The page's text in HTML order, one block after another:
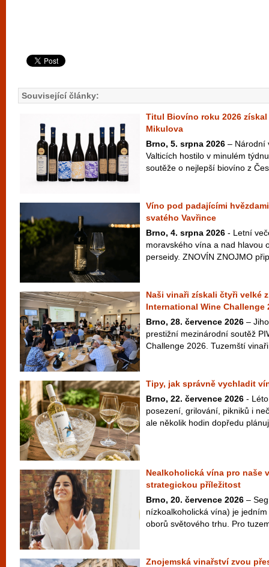
Související články:
Titul Biovíno roku 2026
Mikulova
Brno, 5. srpna 2026 – Národní
Valticích hostilo v minulém
soutěže o nejlepší biovíno z
Víno pod padajícími
svatého Vavřince
Brno, 4. srpna 2026 - Letní
moravského vína a nad hlavou
perseidy. ZNOVÍN ZNOJMO
Naši vinaři získali čtyři velké
International Wine Challenge
Brno, 28. července 2026 –
prestižní mezinárodní soutěž
Challenge 2026. Tuzemští
Tipy, jak správně vychladit
Brno, 22. července 2026 -
posezení, grilování, pikniků i
ale několik hodin dopředu
Nealkoholická vína pro naše
strategickou příležitost
Brno, 20. července 2026 –
nízkoalkoholická vína) je
oborů světového trhu. Pro
Znojemská vinařství zvou